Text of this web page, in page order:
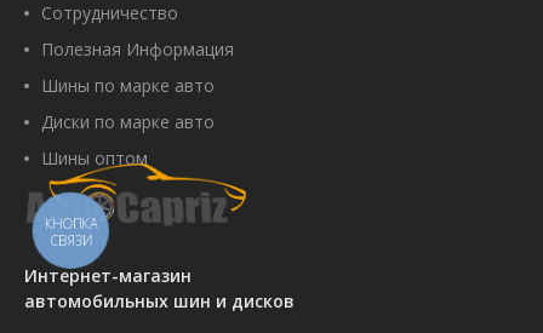
159A8/159B TL
Артикул:
Интернет-магазин
автомобильных шин и дисков
Сотрудничество
Полезная Информация
Шины по марке авто
Диски по марке авто
Шины оптом
КНОПКА
СВЯЗИ